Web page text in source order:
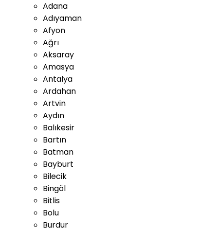
Adana
Adıyaman
Afyon
Ağrı
Aksaray
Amasya
Antalya
Ardahan
Artvin
Aydın
Balıkesir
Bartın
Batman
Bayburt
Bilecik
Bingöl
Bitlis
Bolu
Burdur